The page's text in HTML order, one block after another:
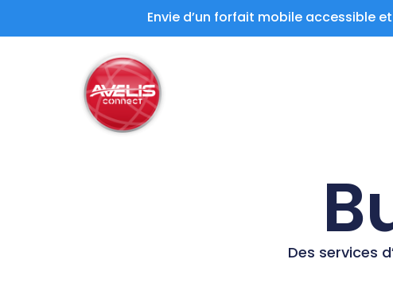
Envie d’un forfait mobile accessible
Des services